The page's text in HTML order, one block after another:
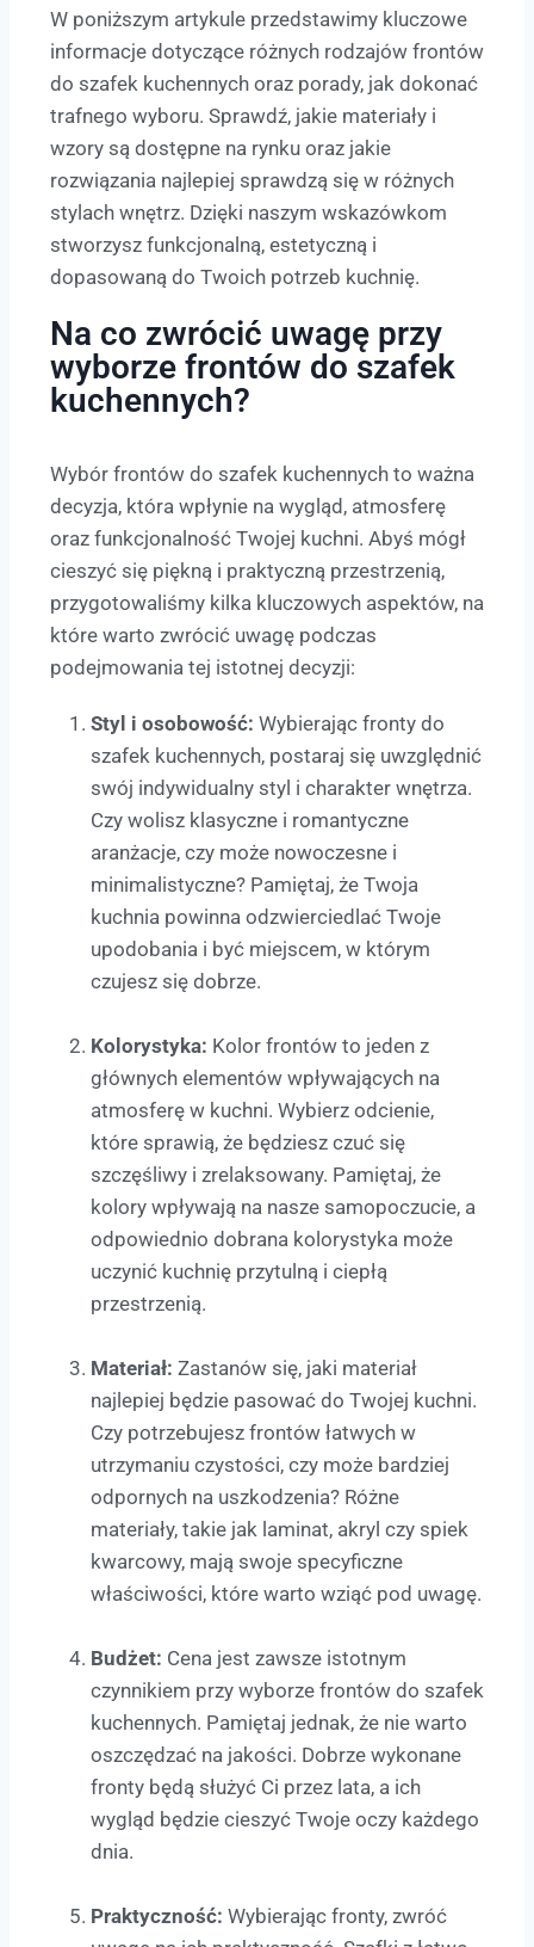
W poniższym artykule przedstawimy kluczowe
informacje dotyczące różnych rodzajów frontów
do szafek kuchennych oraz porady, jak dokonać
trafnego wyboru. Sprawdź, jakie materiały i
wzory są dostępne na rynku oraz jakie
rozwiązania najlepiej sprawdzą się w różnych
stylach wnętrz. Dzięki naszym wskazówkom
stworzysz funkcjonalną, estetyczną i
dopasowaną do Twoich potrzeb kuchnię.
Na co zwrócić uwagę przy
wyborze frontów do szafek
kuchennych?
Wybór frontów do szafek kuchennych to ważna
decyzja, która wpłynie na wygląd, atmosferę
oraz funkcjonalność Twojej kuchni. Abyś mógł
cieszyć się piękną i praktyczną przestrzenią,
przygotowaliśmy kilka kluczowych aspektów, na
które warto zwrócić uwagę podczas
podejmowania tej istotnej decyzji:
Styl i osobowość: Wybierając fronty do
szafek kuchennych, postaraj się uwzględnić
swój indywidualny styl i charakter wnętrza.
Czy wolisz klasyczne i romantyczne
aranżacje, czy może nowoczesne i
minimalistyczne? Pamiętaj, że Twoja
kuchnia powinna odzwierciedlać Twoje
upodobania i być miejscem, w którym
czujesz się dobrze.
Kolorystyka: Kolor frontów to jeden z
głównych elementów wpływających na
atmosferę w kuchni. Wybierz odcienie,
które sprawią, że będziesz czuć się
szczęśliwy i zrelaksowany. Pamiętaj, że
kolory wpływają na nasze samopoczucie, a
odpowiednio dobrana kolorystyka może
uczynić kuchnię przytulną i ciepłą
przestrzenią.
Materiał: Zastanów się, jaki materiał
najlepiej będzie pasować do Twojej kuchni.
Czy potrzebujesz frontów łatwych w
utrzymaniu czystości, czy może bardziej
odpornych na uszkodzenia? Różne
materiały, takie jak laminat, akryl czy spiek
kwarcowy, mają swoje specyficzne
właściwości, które warto wziąć pod uwagę.
Budżet: Cena jest zawsze istotnym
czynnikiem przy wyborze frontów do szafek
kuchennych. Pamiętaj jednak, że nie warto
oszczędzać na jakości. Dobrze wykonane
fronty będą służyć Ci przez lata, a ich
wygląd będzie cieszyć Twoje oczy każdego
dnia.
Praktyczność: Wybierając fronty, zwróć